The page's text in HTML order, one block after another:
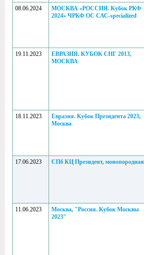
08.06.2024
МОСКВА «РОССИЯ. Кубок РКФ
2024» ЧРКФ ОС САС-specialized
19.11.2023
ЕВРАЗИЯ. КУБОК СНГ 2013,
МОСКВА
18.11.2023
Евразия. Кубок Президента 2023,
Москва
17.06.2023
СПб КЦ Президент, монопородная
11.06.2023
Москва, "Россия. Кубок Москвы
2023"